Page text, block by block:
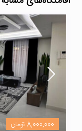
8,000,000 تومان